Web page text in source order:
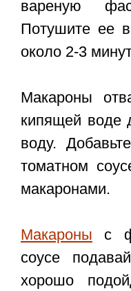
вареную
Потушите ее
около 2-3
Макароны
кипящей воде
воду.
томатном
макаронами.
Макароны с
соусе
хорошо